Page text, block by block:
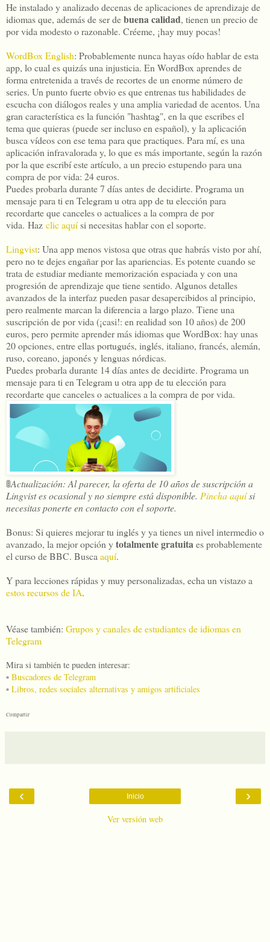
He instalado y analizado decenas de aplicaciones de aprendizaje de
idiomas que, además de ser debuena calidad, tienen un precio de
por vida modesto o razonable. Créeme, ¡hay muy pocas!
WordBox English: Probablemente nunca hayas oído hablar de esta
app, lo cual es quizás una injusticia. En WordBox aprendes de
forma entretenida a través de recortes de un enorme número de
series. Un punto fuerte obvio es que entrenas tus habilidades de
escucha con diálogos reales y una amplia variedad de acentos. Una
gran característica es la función "hashtag", en la que escribes el
tema que quieras (puede ser incluso en español), y la aplicación
busca vídeos con ese tema para que practiques. Para mí, es una
aplicación infravalorada y, lo que es más importante, según la razón
por la que escribí este artículo, a un precio estupendo para una
compra de por vida: 24 euros.
Puedes probarla durante 7 días antes de decidirte. Programa un
mensaje para ti en Telegram u otra app de tu elección para
recordarte que canceles o actualices a la compra de por
vida. Haz clic aquísi necesitas hablar con el soporte.
Lingvist: Una app menos vistosa que otras que habrás visto por ahí,
pero no te dejes engañar por las apariencias. Es potente cuando se
trata de estudiar mediante memorización espaciada y con una
progresión de aprendizaje que tiene sentido. Algunos detalles
avanzados de la interfaz pueden pasar desapercibidos al principio,
pero realmente marcan la diferencia a largo plazo. Tiene una
suscripción de por vida (¡casi!: en realidad son 10 años) de 200
euros, pero permite aprender más idiomas que WordBox: hay unas
20 opciones, entre ellas portugués, inglés, italiano, francés, alemán,
ruso, coreano, japonés y lenguas nórdicas.
Puedes probarla durante 14 días antes de decidirte. Programa un
mensaje para ti en Telegram u otra app de tu elección para
recordarte que canceles o actualices a la compra de por vida.
🚦Actualización: Al parecer, la oferta de 10 años de suscripción a
Lingvist es ocasional y no siempre está disponible. Pincha aquísi
necesitas ponerte en contacto con el soporte.
Bonus: Si quieres mejorar tu inglés y ya tienes un nivel intermedio o
avanzado, la mejor opción ytotalmente gratuitaes probablemente
el curso de BBC. Busca aquí.
Y para lecciones rápidas y muy personalizadas, echa un vistazo a
estos recursos de IA.
Véase también: Grupos y canales de estudiantes de idiomas en
Telegram
Mira si también te pueden interesar:
▫️ Buscadores de Telegram
▫️ Libros, redes sociales alternativas y amigos artificiales
Compartir
‹ ›
Inicio
Ver versión web